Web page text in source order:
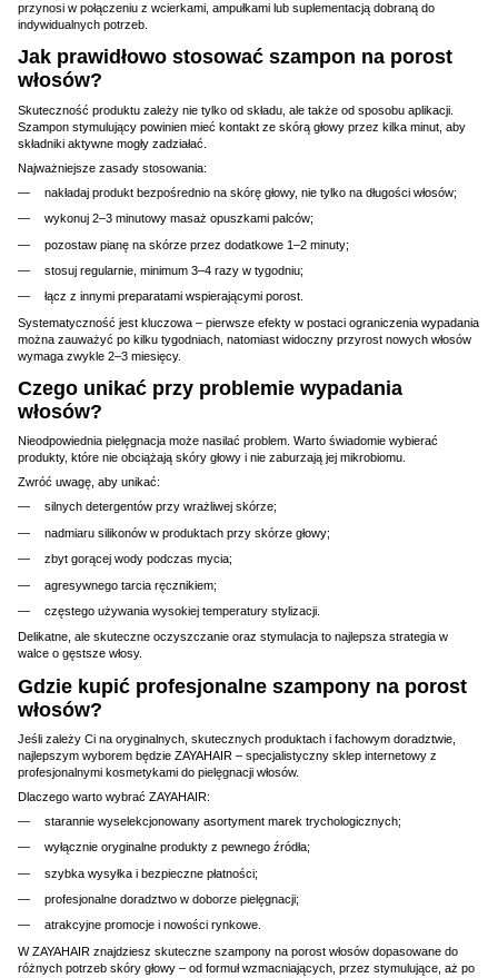
przynosi w połączeniu z wcierkami, ampułkami lub suplementacją dobraną do
indywidualnych potrzeb.
Jak prawidłowo stosować szampon na porost
włosów?
Skuteczność produktu zależy nie tylko od składu, ale także od sposobu aplikacji.
Szampon stymulujący powinien mieć kontakt ze skórą głowy przez kilka minut, aby
składniki aktywne mogły zadziałać.
Najważniejsze zasady stosowania:
nakładaj produkt bezpośrednio na skórę głowy, nie tylko na długości włosów;
wykonuj 2–3 minutowy masaż opuszkami palców;
pozostaw pianę na skórze przez dodatkowe 1–2 minuty;
stosuj regularnie, minimum 3–4 razy w tygodniu;
łącz z innymi preparatami wspierającymi porost.
Systematyczność jest kluczowa – pierwsze efekty w postaci ograniczenia wypadania
można zauważyć po kilku tygodniach, natomiast widoczny przyrost nowych włosów
wymaga zwykle 2–3 miesięcy.
Czego unikać przy problemie wypadania
włosów?
Nieodpowiednia pielęgnacja może nasilać problem. Warto świadomie wybierać
produkty, które nie obciążają skóry głowy i nie zaburzają jej mikrobiomu.
Zwróć uwagę, aby unikać:
silnych detergentów przy wrażliwej skórze;
nadmiaru silikonów w produktach przy skórze głowy;
zbyt gorącej wody podczas mycia;
agresywnego tarcia ręcznikiem;
częstego używania wysokiej temperatury stylizacji.
Delikatne, ale skuteczne oczyszczanie oraz stymulacja to najlepsza strategia w
walce o gęstsze włosy.
Gdzie kupić profesjonalne szampony na porost
włosów?
Jeśli zależy Ci na oryginalnych, skutecznych produktach i fachowym doradztwie,
najlepszym wyborem będzie ZAYAHAIR – specjalistyczny sklep internetowy z
profesjonalnymi kosmetykami do pielęgnacji włosów.
Dlaczego warto wybrać ZAYAHAIR:
starannie wyselekcjonowany asortyment marek trychologicznych;
wyłącznie oryginalne produkty z pewnego źródła;
szybka wysyłka i bezpieczne płatności;
profesjonalne doradztwo w doborze pielęgnacji;
atrakcyjne promocje i nowości rynkowe.
W ZAYAHAIR znajdziesz skuteczne szampony na porost włosów dopasowane do
różnych potrzeb skóry głowy – od formuł wzmacniających, przez stymulujące, aż po